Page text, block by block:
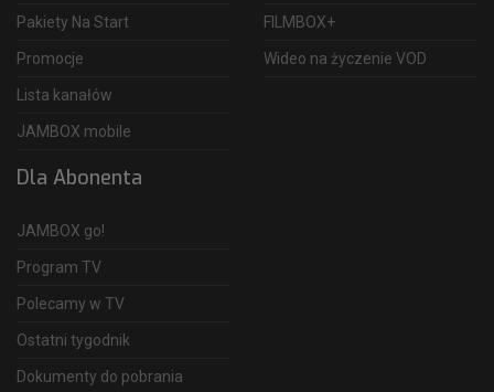
Pakiety Na Start
Promocje
Lista kanałów
JAMBOX mobile
FILMBOX+
Wideo na życzenie VOD
Dla Abonenta
JAMBOX go!
Program TV
Polecamy w TV
Ostatni tygodnik
Dokumenty do pobrania